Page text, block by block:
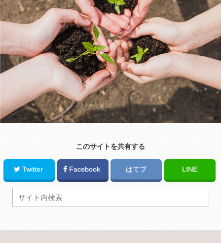
このサイトを共有する
Twitter Facebook はてブ LINE